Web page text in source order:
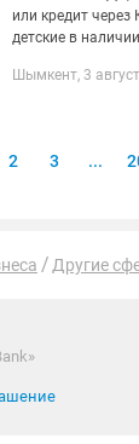
или кредит через
детские в
фанеры и за счет
Шымкент, 3
2 3 ...
Другие